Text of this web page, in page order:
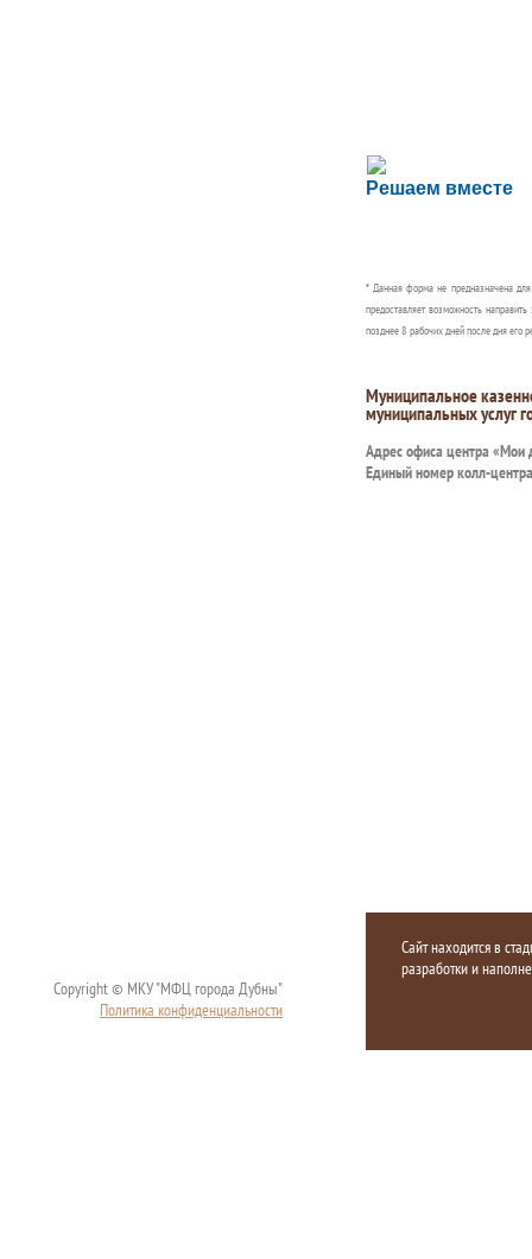
Решаем вместе
Сложности с
Сообщите об этом
* Данная форма не предназначена
предоставляет возможность
позднее 8 рабочих дней после дня его
Муниципальное
муниципальных услуг
Адрес офиса центра «Мои
Единый номер колл-
Copyright © МКУ "МФЦ города Дубны"
Политика конфиденциальности
Сайт находится в
разработки и